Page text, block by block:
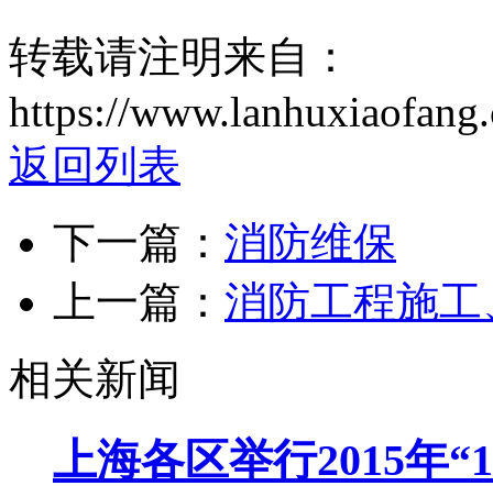
转载请注明来自：
https://
返回列表
下一篇： 消防维保
上一篇： 消防工程施
相关新闻
上海各区举行2015年